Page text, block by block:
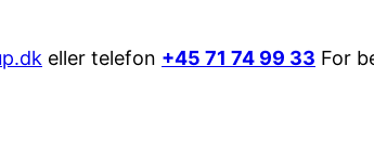
eller telefon +45 71 74 99 33 For